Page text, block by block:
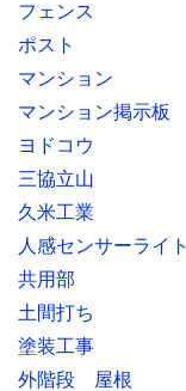
フェンス
ポスト
マンション
マンション掲示板
ヨドコウ
三協立山
久米工業
人感センサーライト
共用部
土間打ち
塗装工事
外階段 屋根